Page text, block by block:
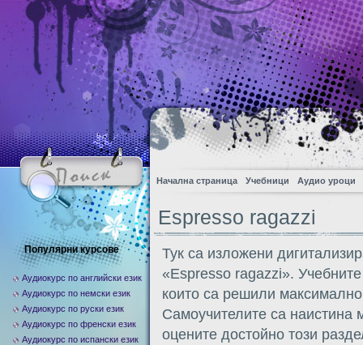
Начална страница Учебници Аудио уроци
Espresso ragazzi
Тук са изложени
«Espresso ragazzi».
които са решили
Самоучителите са
оцените достойно този
Популярни курсове
Аудиокурс по английски език
Аудиокурс по немски език
Аудиокурс по руски език
Аудиокурс по френски език
Аудиокурс по испански език